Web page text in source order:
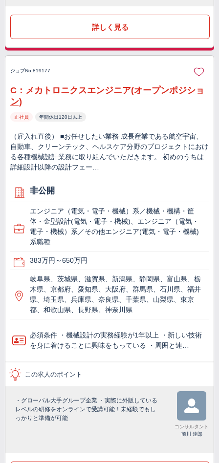
詳しく見る
ジョブNo.819177
C：メカトロニクスエンジニア(オープンポジショ
ン)
正社員 年間休日120日以上
（雇入れ直後） ■お任せしたい業務 成長産業である航空宇宙、
自動車、クリーンテック、ヘルスケア分野のプロジェクトにおけ
る各種機械設計業務に取り組んでいただきます。 初めのうちは
詳細設計以降の設計フェー…
非公開
エンジニア（電気・電子・機械）系／機械・機構・筐
体・金型設計(電気・電子・機械)、エンジニア（電気・
電子・機械）系／その他エンジニア(電気・電子・機械)
系職種
383万円～650万円
岐阜県、茨城県、滋賀県、新潟県、静岡県、富山県、栃
木県、京都府、愛知県、大阪府、群馬県、石川県、福井
県、埼玉県、兵庫県、奈良県、千葉県、山梨県、東京
都、和歌山県、長野県、神奈川県
必須条件 ・機械設計の実務経験が1年以上 ・新しい技術
を身に着けることに興味をもっている ・周囲と連…
この求人のポイント
・グローバル大手グループ企業 ・実際に外販している
レベルの研修をオンラインで受講可能！未経験でもし
っかりと準備が可能
コンサルタント
前川 達郎